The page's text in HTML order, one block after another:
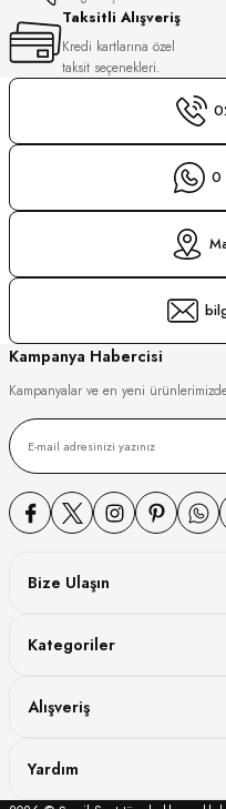
Taksitli Alışveriş
Kredi kartlarına özel
taksit seçenekleri.
0
Kampanya Habercisi
Kampanyalar ve en yeni
Bize Ulaşın
Kategoriler
Alışveriş
Yardım
WATCH
WATCH